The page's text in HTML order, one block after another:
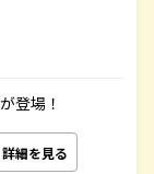
登場！
詳細を見る